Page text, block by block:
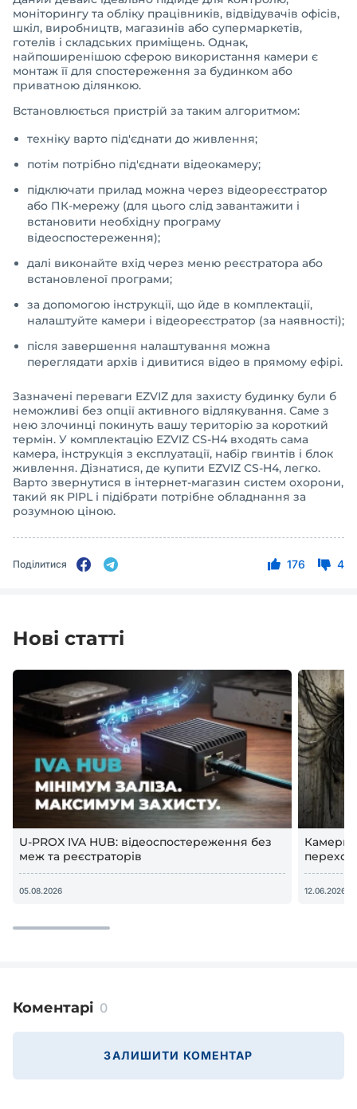
моніторингу та обліку працівників, відвідувачів офісів,
шкіл, виробництв, магазинів або супермаркетів,
готелів і складських приміщень. Однак,
найпоширенішою сферою використання камери є
монтаж її для спостереження за будинком або
приватною ділянкою.
Встановлюється пристрій за таким алгоритмом:
техніку варто під'єднати до живлення;
потім потрібно під'єднати відеокамеру;
підключати прилад можна через відеореєстратор
або ПК-мережу (для цього слід завантажити і
встановити необхідну програму
відеоспостереження);
далі виконайте вхід через меню реєстратора або
встановленої програми;
за допомогою інструкції, що йде в комплектації,
налаштуйте камери і відеореєстратор (за наявності);
після завершення налаштування можна
переглядати архів і дивитися відео в прямому ефірі.
Зазначені переваги EZVIZ для захисту будинку були б
неможливі без опції активного відлякування. Саме з
нею злочинці покинуть вашу територію за короткий
термін. У комплектацію EZVIZ CS-H4 входять сама
камера, інструкція з експлуатації, набір гвинтів і блок
живлення. Дізнатися, де купити EZVIZ CS-H4, легко.
Варто звернутися в інтернет-магазин систем охорони,
такий як PIPL і підібрати потрібне обладнання за
розумною ціною.
Поділитися 176 4
Нові статті
U-PROX IVA HUB: відеоспостереження без
меж та реєстраторів
05.08.2026
Камери
12.06.2026
Коментарі 0
ЗАЛИШИТИ КОМЕНТАР